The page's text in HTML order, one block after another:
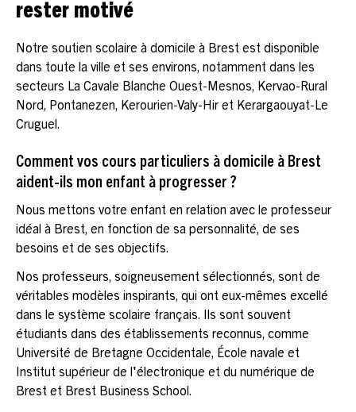
rester motivé
Notre soutien scolaire à domicile à Brest est disponible
dans toute la ville et ses environs, notamment dans les
secteurs La Cavale Blanche Ouest-Mesnos, Kervao-Rural
Nord, Pontanezen, Kerourien-Valy-Hir et Kerargaouyat-Le
Cruguel.
Comment vos cours particuliers à domicile à Brest
aident-ils mon enfant à progresser ?
Nous mettons votre enfant en relation avec le professeur
idéal à Brest, en fonction de sa personnalité, de ses
besoins et de ses objectifs.
Nos professeurs, soigneusement sélectionnés, sont de
véritables modèles inspirants, qui ont eux-mêmes excellé
dans le système scolaire français. Ils sont souvent
étudiants dans des établissements reconnus, comme
Université de Bretagne Occidentale, École navale et
Institut supérieur de l'électronique et du numérique de
Brest et Brest Business School.